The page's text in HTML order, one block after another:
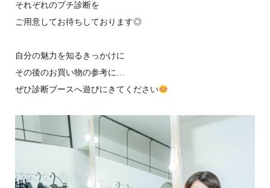
それぞれのプチ診断を
ご用意してお待ちしております◎
自分の魅力を知るきっかけに
その後のお買い物の参考に…
ぜひ診断ブースへ遊びにきてください